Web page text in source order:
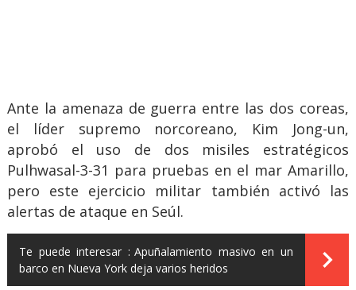
Ante la amenaza de guerra entre las dos coreas,
el líder supremo norcoreano, Kim Jong-un,
aprobó el uso de dos misiles estratégicos
Pulhwasal-3-31 para pruebas en el mar Amarillo,
pero este ejercicio militar también activó las
alertas de ataque en Seúl.
Te puede interesar : Apuñalamiento masivo en un
barco en Nueva York deja varios heridos